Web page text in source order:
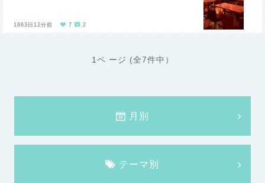
1863日12分前 7 2
1ペ ージ (全7件中）
月別
テーマ別